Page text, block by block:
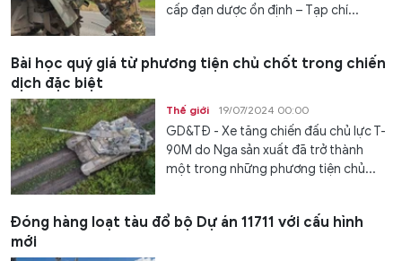
cấp đạn dược ổn định – Tạp chí...
Bài học quý giá từ phương tiện chủ chốt trong chiến
dịch đặc biệt
Thế giới 19/07/2024 00:00
GD&TĐ - Xe tăng chiến đấu chủ lực T-
90M do Nga sản xuất đã trở thành
một trong những phương tiện chủ...
Đóng hàng loạt tàu đổ bộ Dự án 11711 với cấu hình
mới